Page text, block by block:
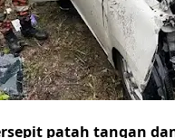
patah tangan